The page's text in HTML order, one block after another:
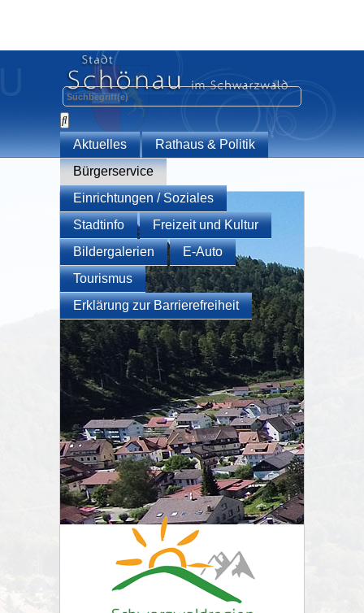
Aktuelles
Rathaus & Politik
Bürgerservice
Einrichtungen / Soziales
Stadtinfo
Freizeit und Kultur
Bildergalerien
E-Auto
Tourismus
Erklärung zur Barrierefreiheit